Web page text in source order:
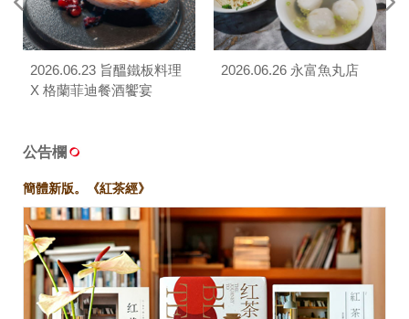
2026.06.23 旨醞鐵板料理
X 格蘭菲迪餐酒饗宴
2026.06.26 永富魚丸店
公告欄
簡體新版。《紅茶經》